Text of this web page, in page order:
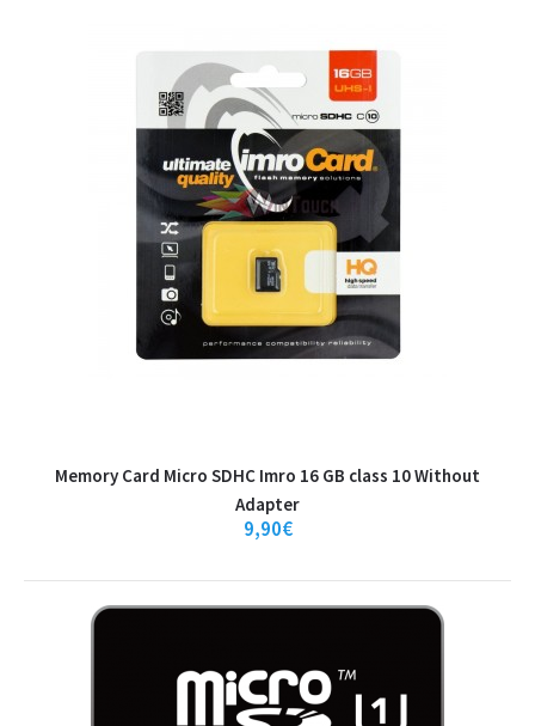
Memory Card Micro SDHC Imro 16 GB class
Χωρητικότητα 16 GBΤύπος Κάρτας microSDHCSpeed Class 10..
Memory Card Micro SDHC Imro 16 GB class 10 Without
Adapter
9,90€